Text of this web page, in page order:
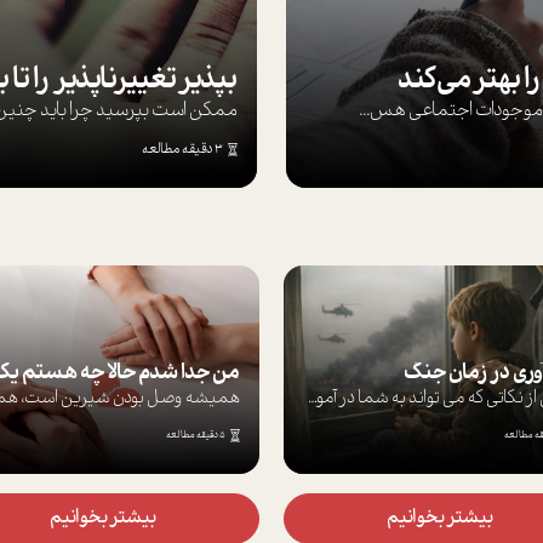
بهتر می‌کند
موجودات اجتماعی هس... ممکن است بپرسيد چرا بايد چنين
3 دقیقه مطالعه
در زمان جنگ
برخی از نکاتی که می تواند به شما در آموز...
بیشتر بخوانیم
5 دقیقه مطالعه
بیشتر بخوانیم